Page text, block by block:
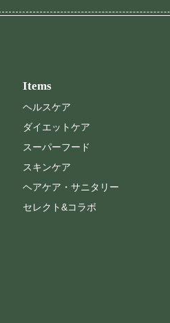
Items
ヘルスケア
ダイエットケア
スーパーフード
スキンケア
ヘアケア・サニタリー
セレクト&コラボ